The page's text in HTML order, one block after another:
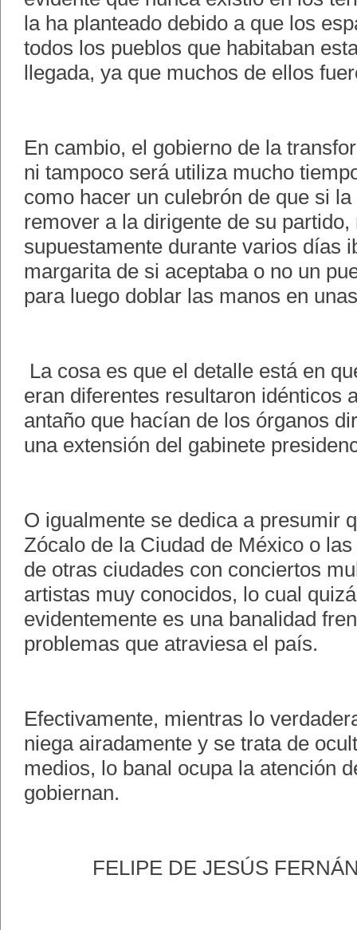
la ha planteado debido a que los
todos los pueblos que habitaban
llegada, ya que muchos de ellos
En cambio, el gobierno de la
ni tampoco será utiliza mucho
como hacer un culebrón de que si
remover a la dirigente de su
supuestamente durante varios días
margarita de si aceptaba o no un
para luego doblar las manos en
La cosa es que el detalle está en
eran diferentes resultaron idénticos
antaño que hacían de los órganos
una extensión del gabinete
O igualmente se dedica a presumir
Zócalo de la Ciudad de México o
de otras ciudades con conciertos
artistas muy conocidos, lo cual
evidentemente es una banalidad
problemas que atraviesa el país.
Efectivamente, mientras lo
niega airadamente y se trata de
medios, lo banal ocupa la atención
gobiernan.
FELIPE DE JESÚS